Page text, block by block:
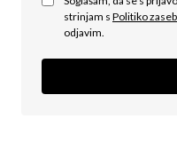
strinjam s Politiko
odjavim.